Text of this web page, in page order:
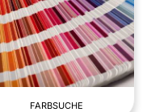
FARBSUCHE